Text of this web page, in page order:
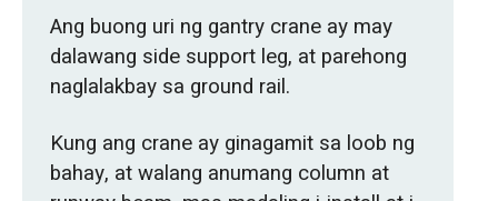
Ang buong uri ng gantry crane ay may
dalawang side support leg, at parehong
naglalakbay sa ground rail.
Kung ang crane ay ginagamit sa loob ng
bahay, at walang anumang column at